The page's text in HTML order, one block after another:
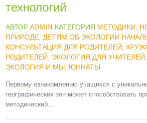
технологий
АВТОР ADMIN КАТЕГОРИЯ МЕТОДИКИ
ПРИРОДЕ, ДЕТЯМ ОБ ЭКОЛОГИИ
КОНСУЛЬТАЦИЯ ДЛЯ РОДИТЕЛЕЙ
РОДИТЕЛЕЙ
ЭКОЛОГИЯ ДЛЯ УЧИТЕЛЕЙ
ЭКОЛОГИЯ И МЫ, ЮННАТЫ
Первому ознакомлению учащихся с
географических зон может способствовать
методический...